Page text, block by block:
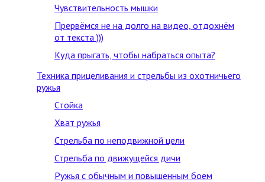
Чувствительность мышки
Прервёмся не на долго на видео, отдохнём
от текста )))
Куда прыгать, чтобы набраться опыта?
Техника прицеливания и стрельбы из охотничьего
ружья
Стойка
Хват ружья
Стрельба по неподвижной цели
Стрельба по движущейся дичи
Ружья с обычным и повышенным боем